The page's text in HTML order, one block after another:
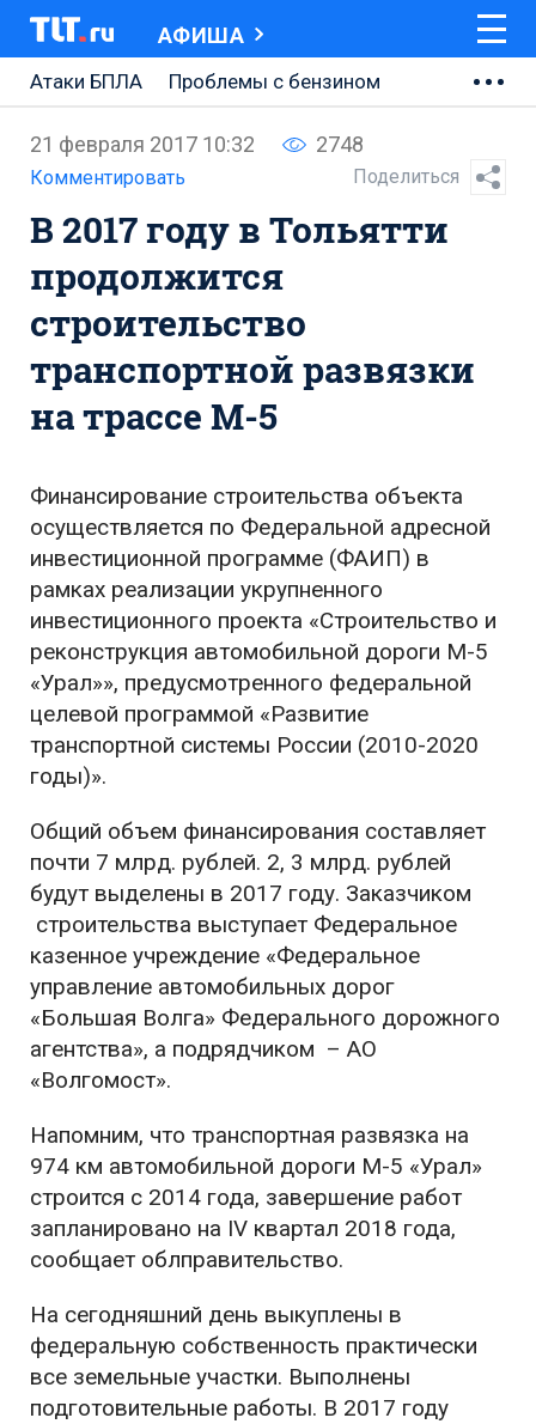
АФИША
Атаки БПЛА
Проблемы с бензином
АВТОВАЗ
Ремонт Центральной площади
Ремонт Обводного шоссе
Набережная Тольятти
Неделя Тольятти
21 февраля 2017 10:32 2748
Комментировать Поделиться
В 2017 году в Тольятти
продолжится
строительство
транспортной развязки
на трассе М-5
Финансирование строительства объекта
осуществляется по Федеральной адресной
инвестиционной программе (ФАИП) в
рамках реализации укрупненного
инвестиционного проекта «Строительство и
реконструкция автомобильной дороги М-5
«Урал»», предусмотренного федеральной
целевой программой «Развитие
транспортной системы России (2010-2020
годы)».
Общий объем финансирования составляет
почти 7 млрд. рублей. 2, 3 млрд. рублей
будут выделены в 2017 году. Заказчиком
строительства выступает Федеральное
казенное учреждение «Федеральное
управление автомобильных дорог
«Большая Волга» Федерального дорожного
агентства», а подрядчиком – АО
«Волгомост».
Напомним, что транспортная развязка на
974 км автомобильной дороги М-5 «Урал»
строится с 2014 года, завершение работ
запланировано на IV квартал 2018 года,
сообщает облправительство.
На сегодняшний день выкуплены в
федеральную собственность практически
все земельные участки. Выполнены
подготовительные работы. В 2017 году